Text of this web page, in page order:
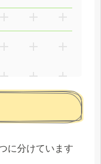
に分けています